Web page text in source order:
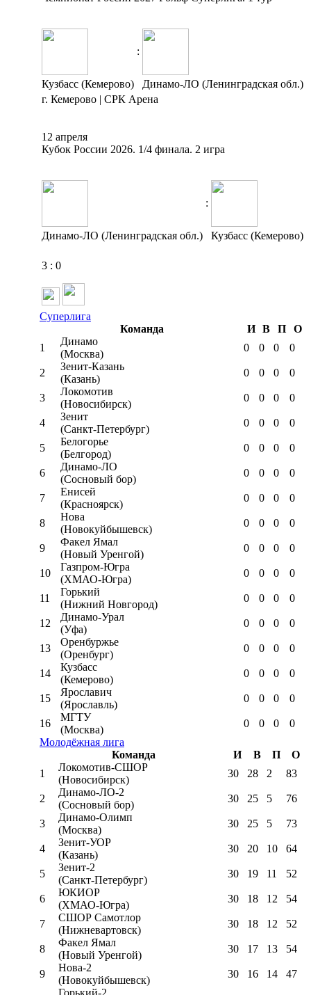
:
Кузбасс (Кемерово)
Динамо-ЛО (Ленинградская обл.)
г. Кемерово | СРК Арена
12 апреля
Кубок России 2026. 1/4 финала. 2 игра
:
Динамо-ЛО (Ленинградская обл.) Кузбасс (Кемерово)
3 : 0
Суперлига
Команда
И В П
О
1
Динамо
(Москва)
0 0 0 0
2
Зенит-Казань
(Казань)
0 0 0 0
3
Локомотив
(Новосибирск)
0 0 0 0
4
Зенит
(Санкт-Петербург)
0 0 0 0
5
Белогорье
(Белгород)
0 0 0 0
6
Динамо-ЛО
(Сосновый бор)
0 0 0 0
7
Енисей
(Красноярск)
0 0 0 0
8
Нова
(Новокуйбышевск)
0 0 0 0
9
Факел Ямал
(Новый Уренгой)
0 0 0 0
10
Газпром-Югра
(ХМАО-Югра)
0 0 0 0
11
Горький
(Нижний Новгород)
0 0 0 0
12
Динамо-Урал
(Уфа)
0 0 0 0
13
Оренбуржье
(Оренбург)
0 0 0 0
14
Кузбасс
(Кемерово)
0 0 0 0
15
Ярославич
(Ярославль)
0 0 0 0
16
МГТУ
(Москва)
0 0 0
0
Молодёжная лига
Команда
И В П
О
1
Локомотив-CШОР
(Новосибирск)
30 28 2 83
2
Динамо-ЛО-2
(Сосновый бор)
30 25 5 76
3
Динамо-Олимп
(Москва)
30 25 5 73
4
Зенит-УОР
(Казань)
30 20 10 64
5
Зенит-2
(Санкт-Петербург)
30 19 11 52
6
ЮКИОР
(ХМАО-Югра)
30 18 12 54
7
СШОР Самотлор
(Нижневартовск)
30 18 12 52
8
Факел Ямал
(Новый Уренгой)
30 17 13 54
9
Нова-2
(Новокуйбышевск)
30 16 14 47
Горький-2